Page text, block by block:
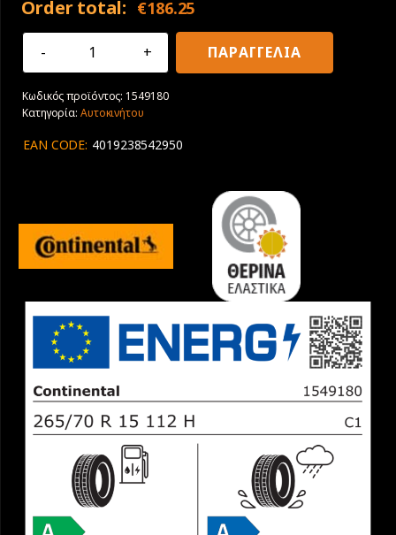
Order total: €186.25
265/70R15
ContiCrossContact
LX2
ποσότητα
ΠΑΡΑΓΓΕΛΙΑ
Κωδικός προϊόντος: 1549180
Κατηγορία: Αυτοκινήτου
EAN CODE: 4019238542950